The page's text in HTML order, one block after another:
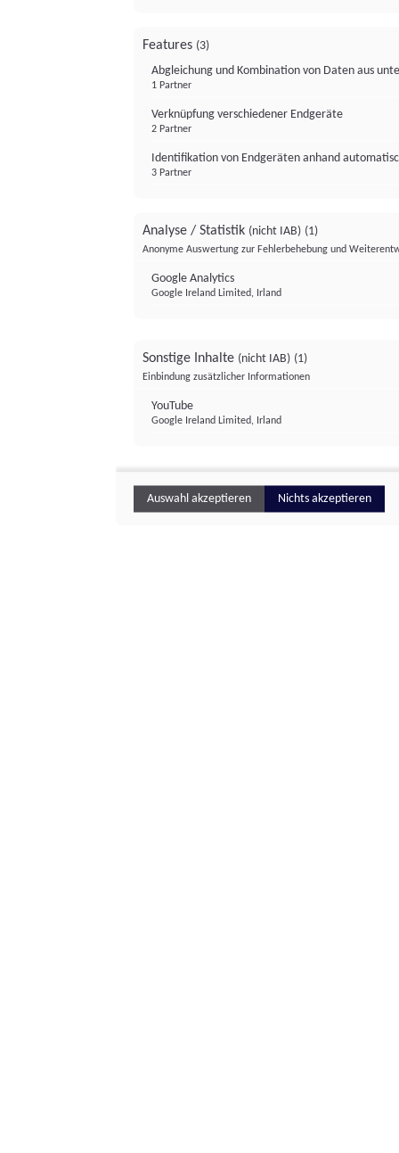
Features (3)
Abgleichung und Kombination von Daten aus
1 Partner
Verknüpfung verschiedener Endgeräte
2 Partner
Identifikation von Endgeräten anhand
3 Partner
Analyse / Statistik (nicht IAB) (1)
Anonyme Auswertung zur Fehlerbehebung und
Google Analytics
Google Ireland Limited, Irland
Sonstige Inhalte (nicht IAB) (1)
Einbindung zusätzlicher Informationen
YouTube
Google Ireland Limited, Irland
Auswahl akzeptieren Nichts akzeptieren